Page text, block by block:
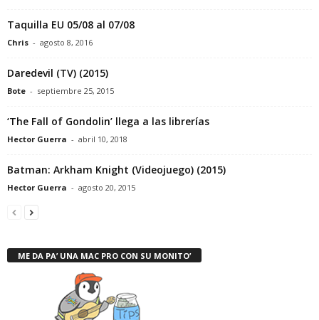
Taquilla EU 05/08 al 07/08
Chris - agosto 8, 2016
Daredevil (TV) (2015)
Bote - septiembre 25, 2015
‘The Fall of Gondolin’ llega a las librerías
Hector Guerra - abril 10, 2018
Batman: Arkham Knight (Videojuego) (2015)
Hector Guerra - agosto 20, 2015
ME DA PA’ UNA MAC PRO CON SU MONITO’